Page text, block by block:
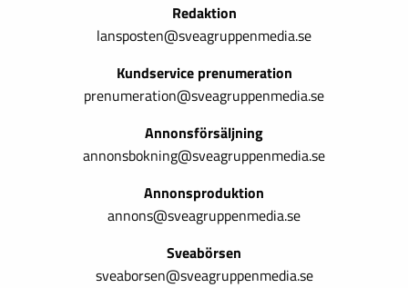
Redaktion
lansposten@sveagruppenmedia.se
Kundservice prenumeration
prenumeration@sveagruppenmedia.se
Annonsförsäljning
annonsbokning@sveagruppenmedia.se
Annonsproduktion
annons@sveagruppenmedia.se
Sveabörsen
sveaborsen@sveagruppenmedia.se